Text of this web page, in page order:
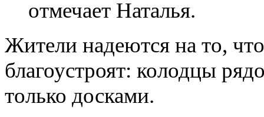
отмечает Наталья.
Жители надеются на то,
благоустроят: колодцы
только досками.